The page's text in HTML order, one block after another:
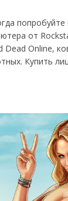
попробуйте
от
Dead Online,
Купить